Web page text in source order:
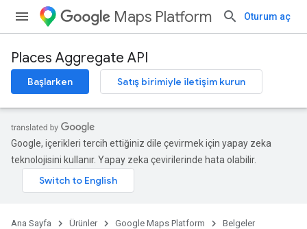
Maps Platform Oturum aç
Places Aggregate API
Başlarken Satış birimiyle iletişim kurun
Google, içerikleri tercih ettiğiniz dile çevirmek için yapay zeka
teknolojisini kullanır. Yapay zeka çevirilerinde hata olabilir.
Ana Sayfa Ürünler Google Maps Platform
Belgeler